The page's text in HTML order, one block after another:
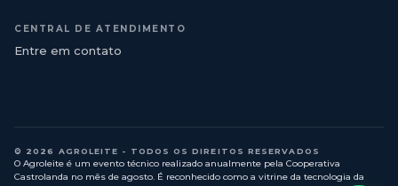
CENTRAL DE ATENDIMENTO
Entre em contato
© 2026 AGROLEITE - TODOS OS DIREITOS RESERVADOS
O Agroleite é um evento técnico realizado anualmente pela Cooperativa
Castrolanda no mês de agosto. É reconhecido como a vitrine da tecnologia da